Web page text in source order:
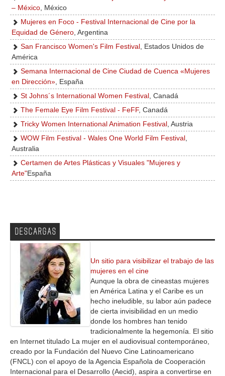
– México , México
Mujeres en Foco - Festival Internacional de Cine por la
Equidad de Género , Argentina
San Francisco Women's Film Festival
, Estados Unidos de
América
Semana Internacional de Cine Ciudad de Cuenca «Mujeres
en Dirección» , España
St Johns´s International Women Festival
, Canadá
The Female Eye Film Festival - FeFF, Canadá
Tricky Women International Animation Festival
, Austria
WOW Film Festival - Wales One World Film Festival
Australia
Certamen de Artes Plásticas y Visuales "Mujeres y
Arte"España
DESCARGAS
Un sitio para visibilizar el trabajo de las
mujeres en el cine
Aunque la obra de cineastas mujeres
en América Latina y el Caribe es un
hecho ineludible, su labor aún padece
de cierta invisibilidad en un medio
donde los hombres han tenido
tradicionalmente la hegemonía. El sitio
en Internet titulado La mujer en el audiovisual contemporáneo,
creado por la Fundación del Nuevo Cine Latinoamericano
(FNCL) con el apoyo de la Agencia Española de Cooperación
Internacional para el Desarrollo (Aecid), aspira a convertirse en